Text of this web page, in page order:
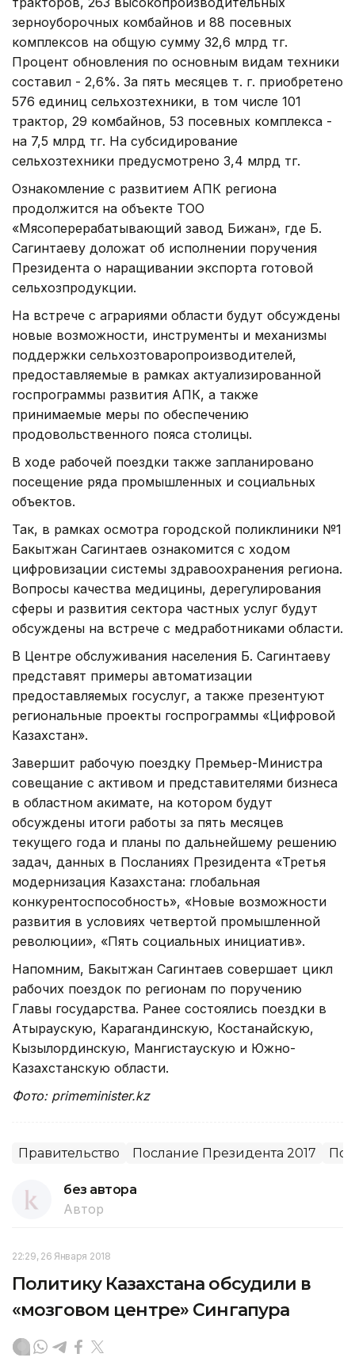
зерноуборочных комбайнов и 88 посевных
комплексов на общую сумму 32,6 млрд тг.
Процент обновления по основным видам техники
составил - 2,6%. За пять месяцев т. г. приобретено
576 единиц сельхозтехники, в том числе 101
трактор, 29 комбайнов, 53 посевных комплекса -
на 7,5 млрд тг. На субсидирование
сельхозтехники предусмотрено 3,4 млрд тг.
Ознакомление с развитием АПК региона
продолжится на объекте ТОО
«Мясоперерабатывающий завод Бижан», где Б.
Сагинтаеву доложат об исполнении поручения
Президента о наращивании экспорта готовой
сельхозпродукции.
На встрече с аграриями области будут обсуждены
новые возможности, инструменты и механизмы
поддержки сельхозтоваропроизводителей,
предоставляемые в рамках актуализированной
госпрограммы развития АПК, а также
принимаемые меры по обеспечению
продовольственного пояса столицы.
В ходе рабочей поездки также запланировано
посещение ряда промышленных и социальных
объектов.
Так, в рамках осмотра городской поликлиники №1
Бакытжан Сагинтаев ознакомится с ходом
цифровизации системы здравоохранения региона.
Вопросы качества медицины, дерегулирования
сферы и развития сектора частных услуг будут
обсуждены на встрече с медработниками области.
В Центре обслуживания населения Б. Сагинтаеву
представят примеры автоматизации
предоставляемых госуслуг, а также презентуют
региональные проекты госпрограммы «Цифровой
Казахстан».
Завершит рабочую поездку Премьер-Министра
совещание с активом и представителями бизнеса
в областном акимате, на котором будут
обсуждены итоги работы за пять месяцев
текущего года и планы по дальнейшему решению
задач, данных в Посланиях Президента «Третья
модернизация Казахстана: глобальная
конкурентоспособность», «Новые возможности
развития в условиях четвертой промышленной
революции», «Пять социальных инициатив».
Напомним, Бакытжан Сагинтаев совершает цикл
рабочих поездок по регионам по поручению
Главы государства. Ранее состоялись поездки в
Атыраускую, Карагандинскую, Костанайскую,
Кызылординскую, Мангистаускую и Южно-
Казахстанскую области.
Фото: primeminister.kz
Правительство Послание Президента 2017
без автора
Автор
22:29, 26 Января 2018
Политику Казахстана обсудили в
«мозговом центре» Сингапура